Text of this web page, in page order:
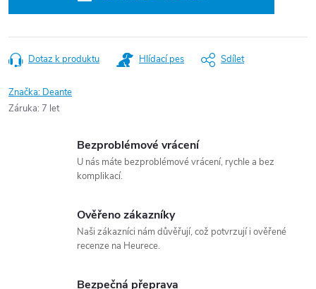
Dotaz k produktu Hlídací pes Sdílet
Značka: Deante
Záruka: 7 let
Bezproblémové vrácení
U nás máte bezproblémové vrácení, rychle a bez
komplikací.
Ověřeno zákazníky
Naši zákazníci nám důvěřují, což potvrzují i ověřené
recenze na Heurece.
Bezpečná přeprava